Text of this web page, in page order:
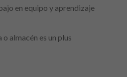
en equipo y aprendizaje
almacén es un plus